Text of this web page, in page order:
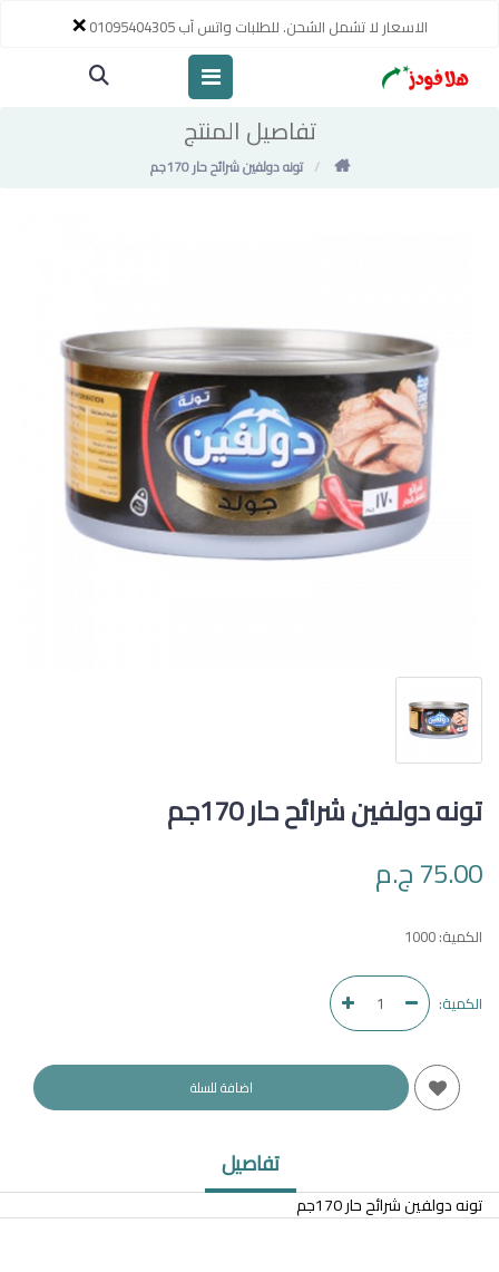
الاسعار لا تشمل الشحن. للطلبات واتس آب 01095404305 ×
تفاصيل المنتج
تونه دولفين شرائح حار 170جم
تونه دولفين شرائح حار 170جم
75.00 ج.م
الكمية:1000
الكمية:
اضافة للسلة
تفاصيل
تونه دولفين شرائح حار 170جم